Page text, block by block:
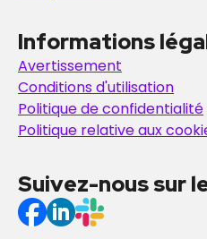
Informations
Avertissement
Conditions d'utilisation
Politique de confidentialité
Politique relative aux
Suivez-nous sur